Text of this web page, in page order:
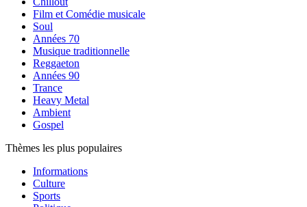
Film et Comédie musicale
Soul
Années 70
Musique traditionnelle
Reggaeton
Années 90
Trance
Heavy Metal
Ambient
Gospel
Thèmes les plus populaires
Informations
Culture
Sports